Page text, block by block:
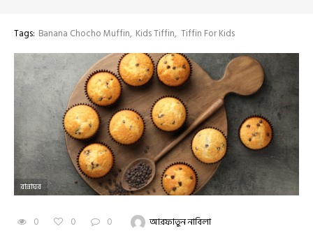
Tags: Banana Chocho Muffin Kids Tiffin Tiffin For Kids
রান্নাঘর
0 0 0 আরফাতুন নাবিলা